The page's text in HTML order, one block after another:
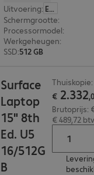
Uitvoering: Europa
Schermgrootte:
Processormodel:
Werkgeheugen:
SSD:512 GB
Surface
Laptop
15" 8th
Ed. U5
16/512G
B
€ 2.332,
Brutoprijs:
€ 489,72